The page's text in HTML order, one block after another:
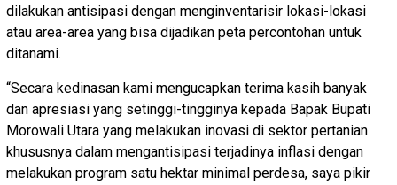
dilakukan antisipasi dengan menginventarisir lokasi-lokasi
atau area-area yang bisa dijadikan peta percontohan untuk
ditanami.
“Secara kedinasan kami mengucapkan terima kasih banyak
dan apresiasi yang setinggi-tingginya kepada Bapak Bupati
Morowali Utara yang melakukan inovasi di sektor pertanian
khususnya dalam mengantisipasi terjadinya inflasi dengan
melakukan program satu hektar minimal perdesa, saya pikir